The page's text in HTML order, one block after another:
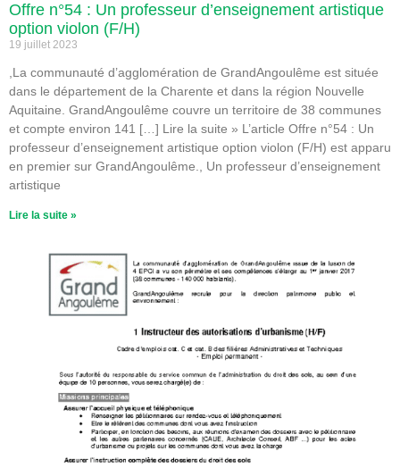
Offre n°54 : Un professeur d’enseignement artistique
option violon (F/H)
19 juillet 2023
,La communauté d’agglomération de GrandAngoulême est située
dans le département de la Charente et dans la région Nouvelle
Aquitaine. GrandAngoulême couvre un territoire de 38 communes
et compte environ 141 […] Lire la suite » L’article Offre n°54 : Un
professeur d’enseignement artistique option violon (F/H) est apparu
en premier sur GrandAngoulême., Un professeur d’enseignement
artistique
Lire la suite »